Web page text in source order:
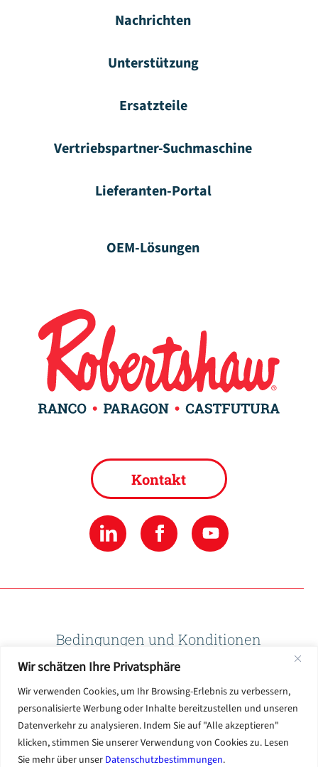
Wir schätzen Ihre Privatsphäre
Wir verwenden Cookies, um Ihr Browsing-Erlebnis zu verbessern,
personalisierte Werbung oder Inhalte bereitzustellen und unseren
Datenverkehr zu analysieren. Indem Sie auf "Alle akzeptieren"
klicken, stimmen Sie unserer Verwendung von Cookies zu. Lesen
Sie mehr über unser Datenschutzbestimmungen.
Nachrichten
Unterstützung
Ersatzteile
Vertriebspartner-Suchmaschine
Lieferanten-Portal
OEM-Lösungen
Kontakt
Bedingungen und Konditionen
Datenschutzbestimmungen
Nutzungsbedingungen